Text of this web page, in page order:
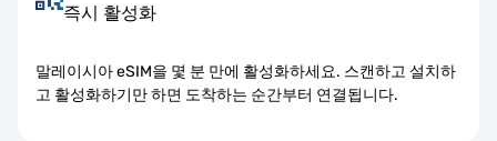
즉시 활성화
말레이시아 eSIM을 몇 분 만에 활성화하세요. 스캔하고 설치하
고 활성화하기만 하면 도착하는 순간부터 연결됩니다.